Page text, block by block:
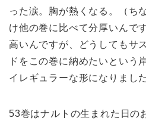
った涙。胸が熱くなる。（ち
け他の巻に比べて分厚いんで
高いんですが、どうしてもサ
ドをこの巻に納めたいという
イレギュラーな形になりまし
53巻はナルトの生まれた日の